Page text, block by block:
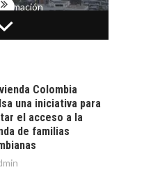
de los
en
EN
MÁS
CRÉDITO
para
en Chile:
que
el
DE
Colombia
una iniciativa para
el acceso a la
de familias